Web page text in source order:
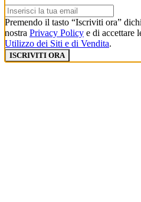
Premendo il tasto “Iscriviti ora”
nostra Privacy Policy e di accettare
Utilizzo dei Siti e di Vendita.
ISCRIVITI ORA